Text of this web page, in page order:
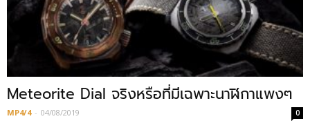
Meteorite Dial จริงหรือที่มีเฉพาะนาฬิกาแพงๆ
MP4/4 - 04/08/2019 0